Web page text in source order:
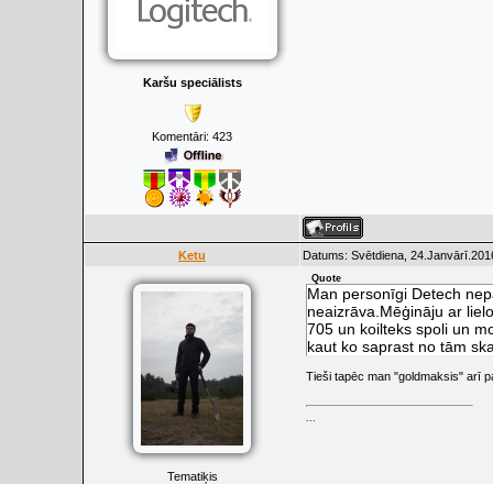
Karšu speciālists
Komentāri: 423
Ketu Datums: Svētdiena,
Tematiķis
Quote
Man personīgi Detech
neaizrāva.Mēģināju ar
705 un koilteks spoli un
kaut ko saprast no tām
Tieši tapēc man "goldmaksis" arī
...